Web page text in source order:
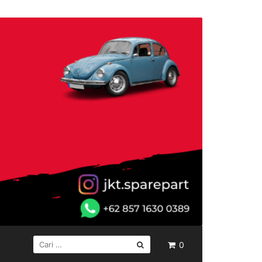
0
CARI
UNTUK: